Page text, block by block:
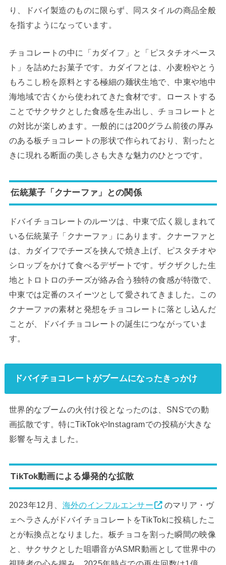
り、ドバイ製造のものに限らず、同スタイルの商品全般
を指すようになっています。
チョコレートの中に「カダイフ」と「ピスタチオペース
ト」を詰めたお菓子です。カダイフとは、小麦粉やとう
もろこし粉を原料とする極細の麺状生地で、中東や地中
海地域で古くから使われてきた食材です。ローストする
ことでサクサクとした食感を生み出し、チョコレートと
の対比が楽しめます。一般的には200グラム前後の厚み
のある板チョコレートの形状で作られており、割ったと
きに現れる断面の美しさも大きな魅力のひとつです。
伝統菓子「クナーファ」との関係
ドバイチョコレートのルーツは、中東で広く親しまれて
いる伝統菓子「クナーファ」にあります。クナーファと
は、カダイフでチーズを挟んで焼き上げ、ピスタチオや
シロップをかけて食べるデザートです。ザクザクした生
地とトロトロのチーズが絡み合う独特の食感が特徴で、
中東では定番のスイーツとして愛されてきました。この
クナーファの素材と発想をチョコレートに落とし込んだ
ことが、ドバイチョコレートの誕生につながっていま
す。
ドバイチョコレートがブームになったきっかけ
世界的なブームの火付け役となったのは、SNSでの動
画拡散です。特にTikTokやInstagramでの投稿が大きな
影響を与えました。
TikTok動画による爆発的な拡散
2023年12月、 海外のインフルエンサー
のマリア・ヴ
ェヘラさんがドバイチョコレートをTikTokに投稿したこ
とが転換点となりました。板チョコを割った瞬間の映像
と、サクサクとした咀嚼音がASMR動画として世界中の